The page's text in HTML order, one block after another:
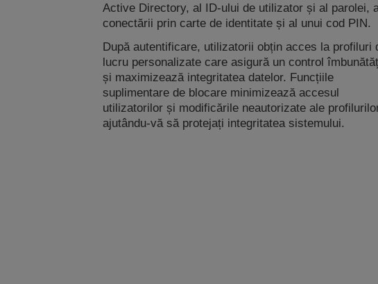
Active Directory, al ID-ului de utilizator și al parolei,
conectării prin carte de identitate și al unui cod PIN.
După autentificare, utilizatorii obțin acces la profiluri
lucru personalizate care asigură un control
și maximizează integritatea datelor. Funcțiile
suplimentare de blocare minimizează accesul
utilizatorilor și modificările neautorizate ale
ajutându-vă să protejați integritatea sistemului.